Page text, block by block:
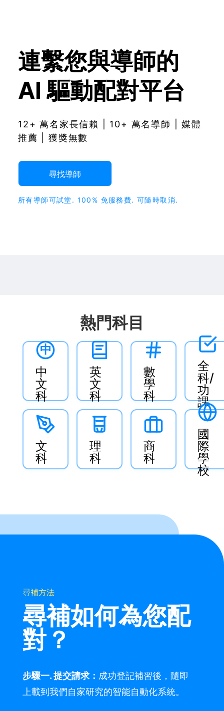
連繫您與導師的
AI 驅動配對平台
12+ 萬名家長信賴 | 10+ 萬名導師 | 媒體
推薦 | 獲獎無數
尋找導師
所有導師可試堂. 100% 免服務費. 可隨時取消.
熱門科目
中
中
文
科
英
文
科
數
學
科
全
科/
功
課
文
科
理
科
商
科
國
際
學
校
尋補方法
尋補如何為您配
對？
步驟一. 提交請求： 成功登記補習後，隨即
上載到我們自家研究的智能自動化系統。